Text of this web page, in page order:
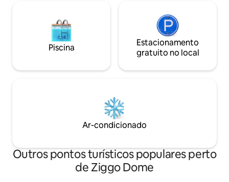
Piscina
Estacionamento
gratuito no local
Ar-condicionado
Outros pontos turísticos populares perto
de Ziggo Dome